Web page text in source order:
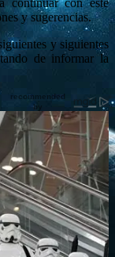
continuar con este
y sugerencias.
y siguientes
de informar la